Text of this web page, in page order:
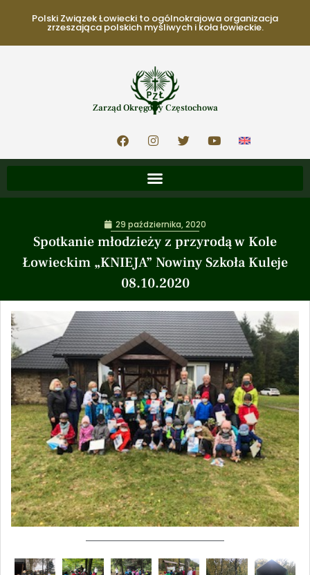
Polski Związek Łowiecki to ogólnokrajowa organizacja
zrzeszająca polskich myśliwych i koła łowieckie.
Zarząd Okręgowy Częstochowa
Spotkanie młodzieży z przyrodą w Kole
Łowieckim „KNIEJA” Nowiny Szkoła Kuleje
08.10.2020
29 października, 2020